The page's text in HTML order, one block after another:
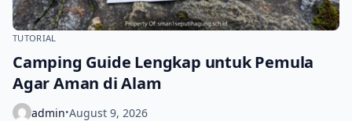
TUTORIAL
Camping Guide Lengkap untuk Pemula
Agar Aman di Alam
admin•August 9, 2026